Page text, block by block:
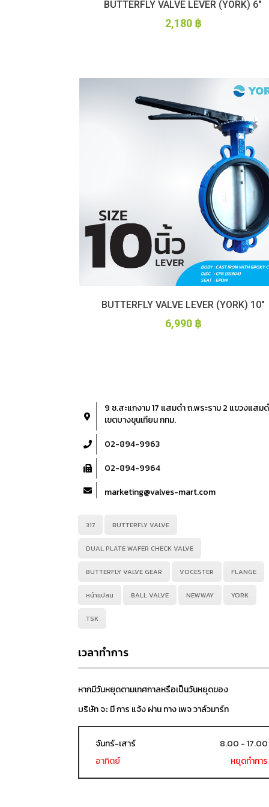
BUTTERFLY VALVE LEVER (YORK) 6″
2,180 ฿
BUTTERFLY VALVE LEVER (YORK) 10″
6,990 ฿
9 ซ.สะแกงาม 17 แสมดำ ถ.พระราม 2 แขวงแสม
เขตบางขุนเทียน กทม.
02-894-9963
02-894-9964
marketing@valves-mart.com
317 BUTTERFLY VALVE
DUAL PLATE WAFER CHECK VALVE
BUTTERFLY VALVE GEAR VOCESTER FLANGE
หน้าแปลน BALL VALVE NEWWAY YORK
TSK
เวลาทำการ
หากมีวันหยุดตามเทศกาลหรือเป็นวันหยุดของ
บริษัท จะ มี การ แจ้ง ผ่าน ทาง เพจ วาล์วมาร์ท
จันทร์-เสาร์
8.00 - 17.00
อาทิตย์
หยุดทำการ